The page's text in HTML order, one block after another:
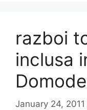
razboi
inclusa
January 24, 2011